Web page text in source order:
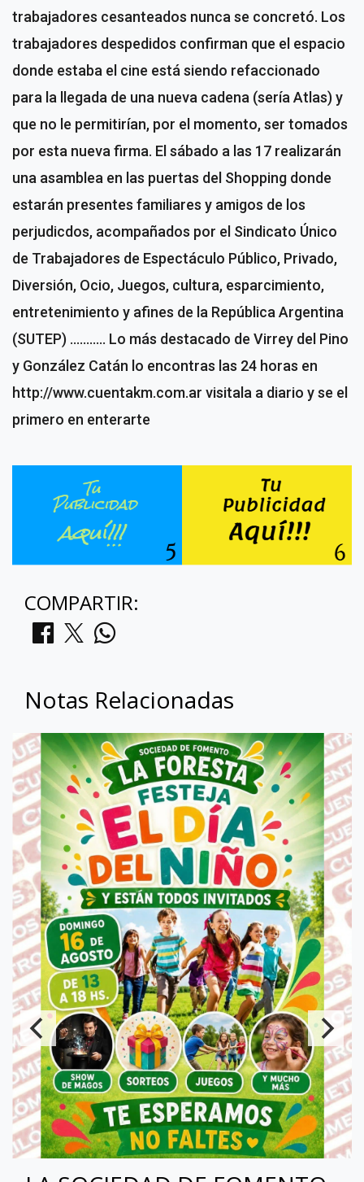
trabajadores cesanteados nunca se concretó. Los
trabajadores despedidos confirman que el espacio
donde estaba el cine está siendo refaccionado
para la llegada de una nueva cadena (sería Atlas) y
que no le permitirían, por el momento, ser tomados
por esta nueva firma. El sábado a las 17 realizarán
una asamblea en las puertas del Shopping donde
estarán presentes familiares y amigos de los
perjudicdos, acompañados por el Sindicato Único
de Trabajadores de Espectáculo Público, Privado,
Diversión, Ocio, Juegos, cultura, esparcimiento,
entretenimiento y afines de la República Argentina
(SUTEP) ……….. Lo más destacado de Virrey del Pino
y González Catán lo encontras las 24 horas en
http://www.cuentakm.com.ar visitala a diario y se el
primero en enterarte
COMPARTIR:
Notas Relacionadas